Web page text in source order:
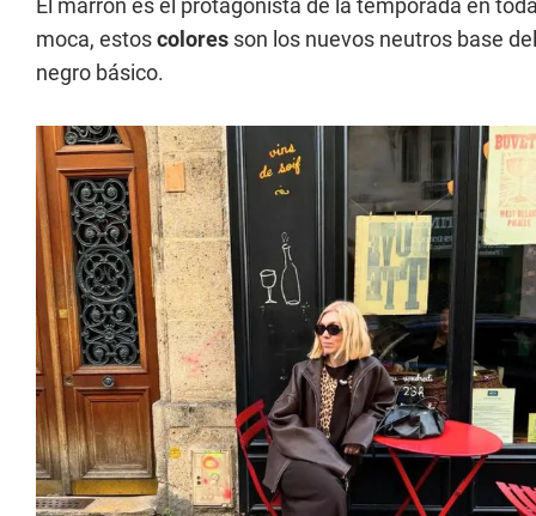
moca, estoscolores son los nuevos neutros base
negro básico.